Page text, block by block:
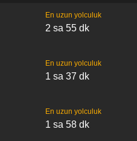
En uzun yolculuk
2 sa 55 dk
En uzun yolculuk
1 sa 37 dk
En uzun yolculuk
1 sa 58 dk